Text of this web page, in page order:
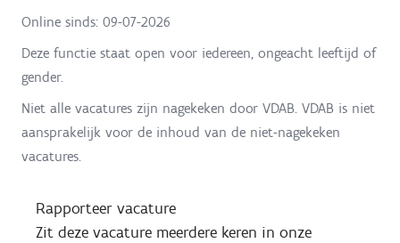
Online sinds: 09-07-2026
Deze functie staat open voor iedereen, ongeacht leeftijd of
gender.
Niet alle vacatures zijn nagekeken door VDAB. VDAB is niet
aansprakelijk voor de inhoud van de niet-nagekeken
vacatures.
Rapporteer vacature
Zit deze vacature meerdere keren in onze